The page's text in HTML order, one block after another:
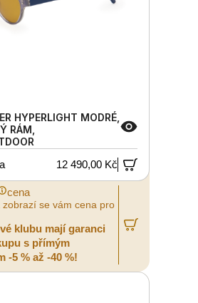
HYPERLIGHT MODRÉ,
RÁM,
12 490,00 Kč
cena
zobrazí se vám cena pro
klubu mají garanci
s přímým
-5 % až -40 %!